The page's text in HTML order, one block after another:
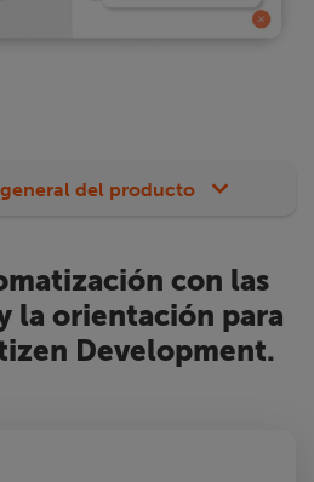
del producto
con las
la orientación para
Development.